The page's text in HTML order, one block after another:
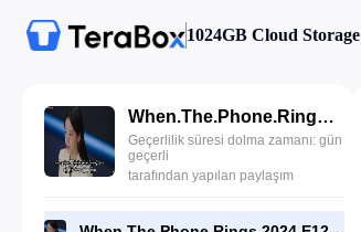
1024GB Cloud Storage
When.The.Phone.Rings.2024.E12.720p.NF.WEB.End.[RMC].mp4
Geçerlilik süresi dolma zamanı: gün
geçerli
tarafından yapılan paylaşım